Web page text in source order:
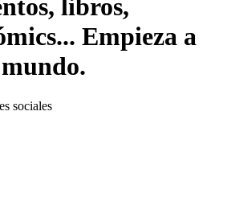
libros,
Empieza a
sociales